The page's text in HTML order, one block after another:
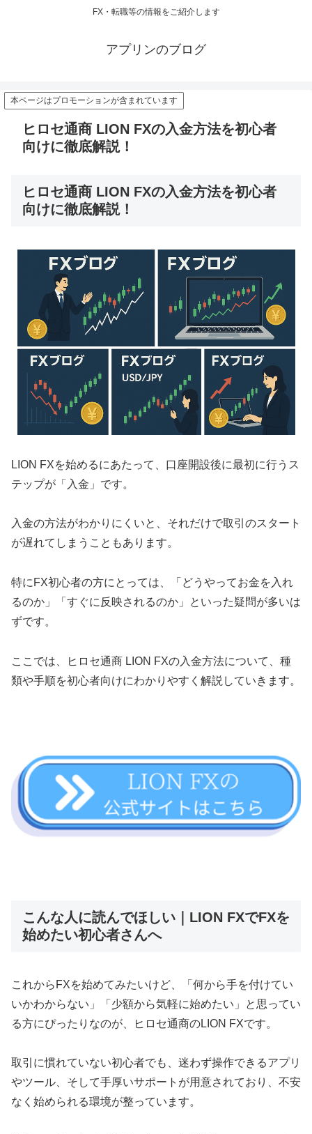
FX・転職等の情報をご紹介します
アプリンのブログ
本ページはプロモーションが含まれています
ヒロセ通商 LION FXの入金方法を初心者
向けに徹底解説！
ヒロセ通商 LION FXの入金方法を初心者
向けに徹底解説！
LION FXを始めるにあたって、口座開設後に最初に行うス
テップが「入金」です。
入金の方法がわかりにくいと、それだけで取引のスタート
が遅れてしまうこともあります。
特にFX初心者の方にとっては、「どうやってお金を入れ
るのか」「すぐに反映されるのか」といった疑問が多いは
ずです。
ここでは、ヒロセ通商 LION FXの入金方法について、種
類や手順を初心者向けにわかりやすく解説していきます。
こんな人に読んでほしい｜LION FXでFXを
始めたい初心者さんへ
これからFXを始めてみたいけど、「何から手を付けてい
いかわからない」「少額から気軽に始めたい」と思ってい
る方にぴったりなのが、ヒロセ通商のLION FXです。
取引に慣れていない初心者でも、迷わず操作できるアプリ
やツール、そして手厚いサポートが用意されており、不安
なく始められる環境が整っています。